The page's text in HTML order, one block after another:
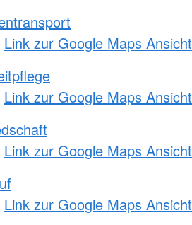
Link zur Google Maps Ansicht
Link zur Google Maps Ansicht
Link zur Google Maps Ansicht
Link zur Google Maps Ansicht